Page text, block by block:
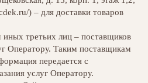
) – для доставки товаров
иных третьих лиц – поставщиков
Оператору. Таким поставщикам
передается с
услуг Оператору.